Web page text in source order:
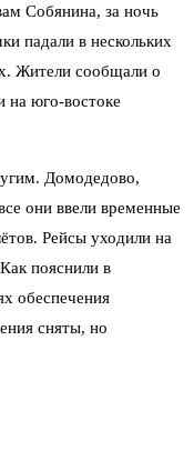
Собянина, за ночь
падали в нескольких
Жители сообщали о
на юго-востоке
Домодедово,
они ввели временные
Рейсы уходили на
пояснили в
обеспечения
сняты, но